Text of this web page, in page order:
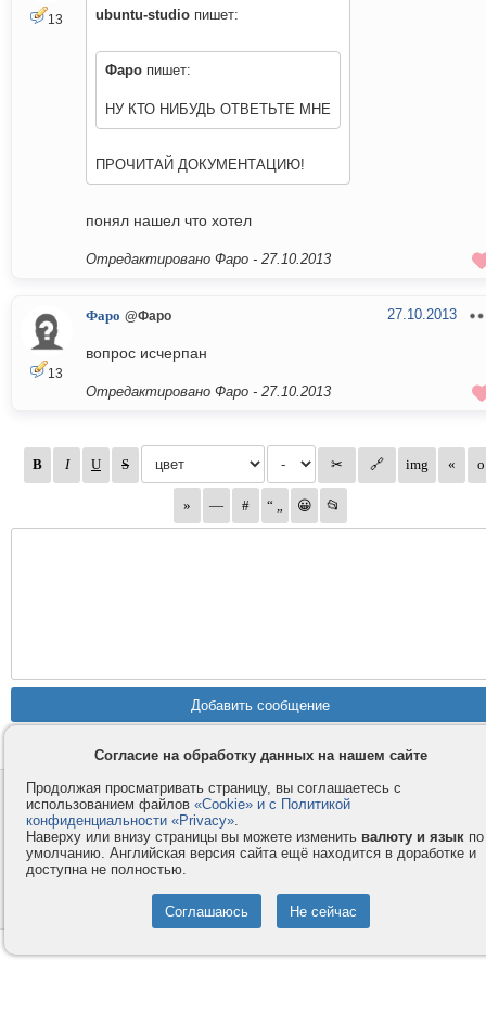
13 ubuntu-studio пишет:
Фаро пишет:
НУ КТО НИБУДЬ ОТВЕТЬТЕ МНЕ
ПРОЧИТАЙ ДОКУМЕНТАЦИЮ!
понял нашел что хотел
Отредактировано Фаро - 27.10.2013
13
Фаро @Фаро 27.10.2013
вопрос исчерпан
Отредактировано Фаро - 27.10.2013
Контакты
Компания
Privacy и Cookie
Услуги
Как оплатить
Помощь
© 2008-2026
- Все права защищены.
Согласие на обработку данных на нашем сайте
Продолжая просматривать страницу, вы соглашаетесь с
использованием файлов «Cookie» и с Политикой
конфиденциальности «Privacy».
Наверху или внизу страницы вы можете изменить валюту и язык по
умолчанию. Английская версия сайта ещё находится в доработке и
доступна не полностью.